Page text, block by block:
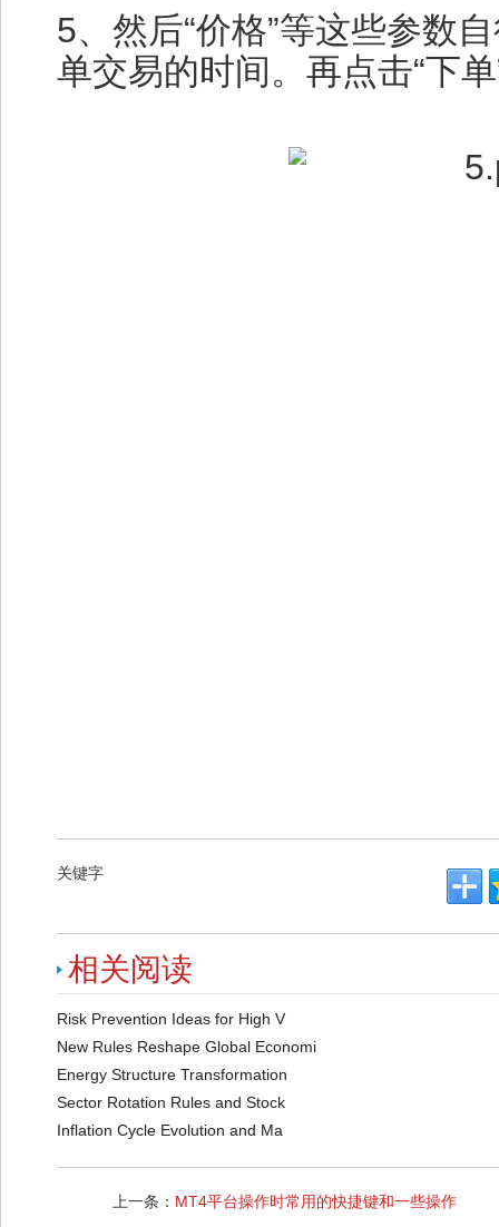
5、然后“价格”等这些参数
单交易的时间。再点击“下
关键字
相关阅读
Risk Prevention Ideas for High V
New Rules Reshape Global Economi
Energy Structure Transformation
Sector Rotation Rules and Stock
Inflation Cycle Evolution and Ma
上一条： MT4平台操作时常用的快捷键和一些操作